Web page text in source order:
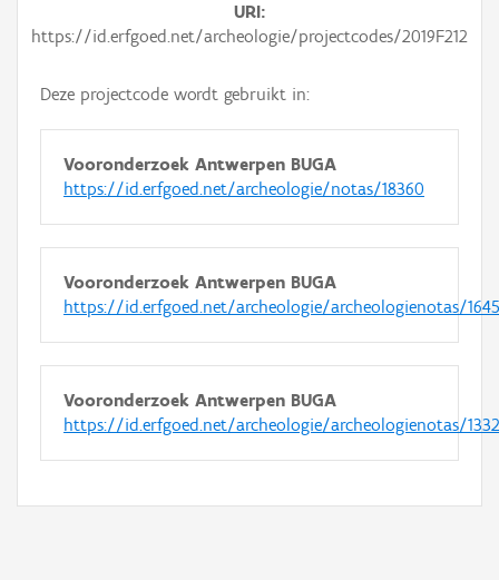
URI
https://id.erfgoed.net/archeologie/projectcodes/2019F212
Deze projectcode wordt gebruikt in:
Vooronderzoek Antwerpen BUGA
https://id.erfgoed.net/archeologie/notas/18360
Vooronderzoek Antwerpen BUGA
https://id.erfgoed.net/archeologie/archeologienotas/
Vooronderzoek Antwerpen BUGA
https://id.erfgoed.net/archeologie/archeologienotas/